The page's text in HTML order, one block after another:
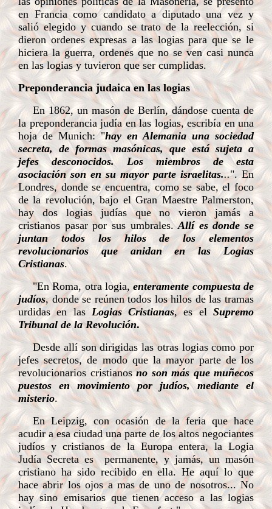
en Francia como candidato a diputado una vez y
salió elegido y cuando se trato de la reelección, si
dieron ordenes expresas a las logias para que se le
hiciera la guerra, ordenes que no se ven casi nunca
en las logias y tuvieron que ser cumplidas.
Preponderancia judaica en las logias
En 1862, un masón de Berlín, dándose cuenta de
la preponderancia judía en las logias, escribía en una
hoja de Munich: "hay en Alemania una sociedad
secreta, de formas masónicas, que está sujeta a
jefes desconocidos. Los miembros de esta
asociación son en su mayor parte israelitas...". En
Londres, donde se encuentra, como se sabe, el foco
de la revolución, bajo el Gran Maestre Palmerston,
hay dos logias judías que no vieron jamás a
cristianos pasar por sus umbrales.Allí es donde se
juntan todos los hilos de los elementos
revolucionarios que anidan en las Logias
Cristianas.
"En Roma, otra logia,enteramente compuesta de
judíos, donde se reúnen todos los hilos de las tramas
urdidas en las Logias Cristianas, es elSupremo
Tribunal de la Revolución.
Desde allí son dirigidas las otras logias como por
jefes secretos, de modo que la mayor parte de los
revolucionarios cristianosno son más que muñecos
puestos en movimiento por judíos, mediante el
misterio.
En Leipzig, con ocasión de la feria que hace
acudir a esa ciudad una parte de los altos negociantes
judíos y cristianos de la Europa entera, la Logia
Judía Secreta es permanente, y jamás, un masón
cristiano ha sido recibido en ella. He aquí lo que
hace abrir los ojos a mas de uno de nosotros... No
hay sino emisarios que tienen acceso a las logias